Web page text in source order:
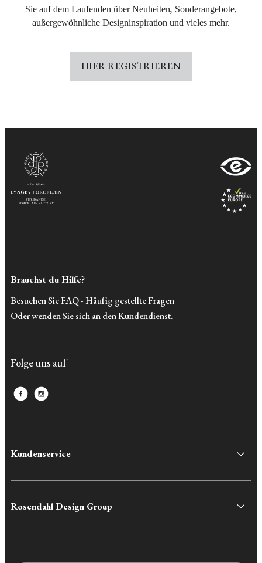
Sie auf dem Laufenden über Neuheiten, Sonderangebote,
außergewöhnliche Designinspiration und vieles mehr.
HIER REGISTRIEREN
Brauchst du Hilfe?
Besuchen Sie FAQ - Häufig gestellte Fragen
Oder wenden Sie sich an den Kundendienst.
Folge uns auf
Kundenservice
Rosendahl Design Group